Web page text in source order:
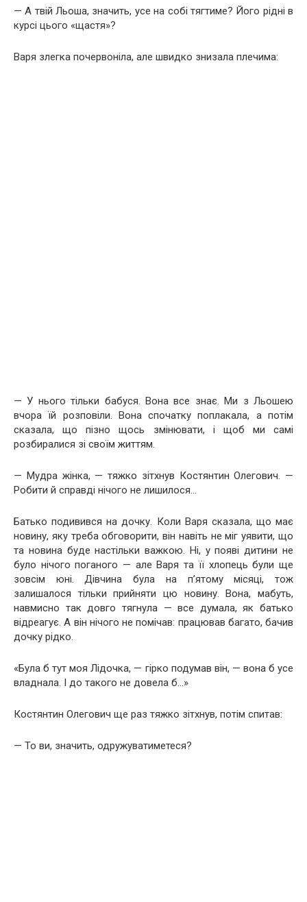
— А твій Льоша, значить, усе на собі тягтиме? Його рідні в
курсі цього «щастя»?
Варя злегка почервоніла, але швидко знизала плечима:
— У нього тільки бабуся. Вона все знає. Ми з Льошею
вчора їй розповіли. Вона спочатку поплакала, а потім
сказала, що пізно щось змінювати, і щоб ми самі
розбиралися зі своїм життям.
— Мудра жінка, — тяжко зітхнув Костянтин Олегович. —
Робити й справді нічого не лишилося…
Батько подивився на дочку. Коли Варя сказала, що має
новину, яку треба обговорити, він навіть не міг уявити, що
та новина буде настільки важкою. Ні, у появі дитини не
було нічого поганого — але Варя та її хлопець були ще
зовсім юні. Дівчина була на п’ятому місяці, тож
залишалося тільки прийняти цю новину. Вона, мабуть,
навмисно так довго тягнула — все думала, як батько
відреагує. А він нічого не помічав: працював багато, бачив
дочку рідко.
«Була б тут моя Лідочка, — гірко подумав він, — вона б усе
владнала. І до такого не довела б…»
Костянтин Олегович ще раз тяжко зітхнув, потім спитав:
— То ви, значить, одружуватиметеся?